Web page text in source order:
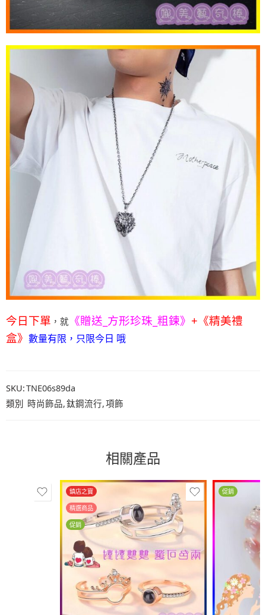
今日下單 ，就 《贈送_方形珍珠_粗鍊》 +《精美禮
盒》 數量有限，只限今日 哦
SKU:TNE06s89da
類別 時尚飾品,鈦鋼流行,項飾
相關產品
鎮店之寶
精選商品
促銷
促銷